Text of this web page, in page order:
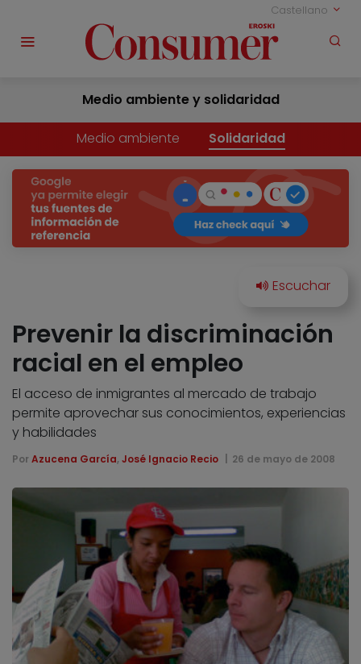
Castellano
Medio ambiente y solidaridad
Medio ambiente Solidaridad
Prevenir la discriminación
racial en el empleo
El acceso de inmigrantes al mercado de trabajo
permite aprovechar sus conocimientos, experiencias
y habilidades
Por Azucena García, José Ignacio Recio 26 de mayo de 2008